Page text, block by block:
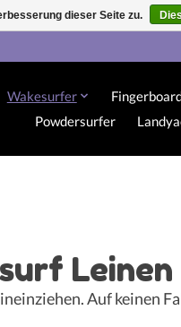
Wakesurfer
Powdersurfer
Auf keinen
dieser Seite zu.